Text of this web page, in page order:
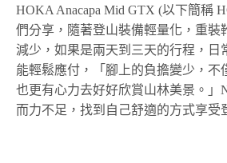
HOKA Anacapa Mid GTX (以下簡稱
們分享，隨著登山裝備輕量化，重裝
減少，如果是兩天到三天的行程，日
能輕鬆應付，「腳上的負擔變少，不
也更有心力去好好欣賞山林美景。」
而力不足，找到自己舒適的方式享受